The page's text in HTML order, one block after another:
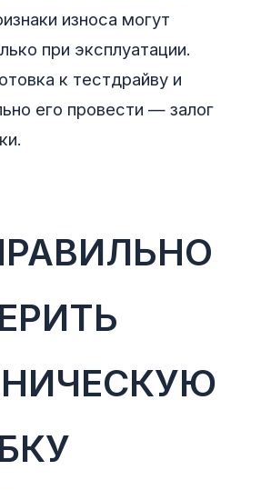
износа могут
при эксплуатации.
к тестдрайву и
его провести — залог